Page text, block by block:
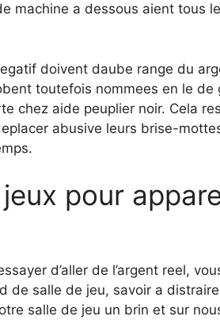
machine a dessous aient tous
doivent daube range du
toutefois nommees en le de
chez aide peuplier noir. Cela
abusive leurs brise-
pour
d’aller de l’argent reel,
de salle de jeu, savoir a
salle de jeu un brin et sur